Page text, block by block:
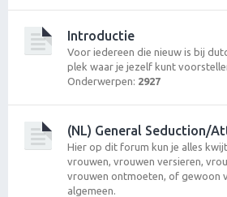
Introductie
Voor iedereen die nieuw is bij
plek waar je jezelf kunt
Onderwerpen: 2927
(NL) General Seduction/
Hier op dit forum kun je alles
vrouwen, vrouwen versieren,
vrouwen ontmoeten, of gewoon
algemeen.